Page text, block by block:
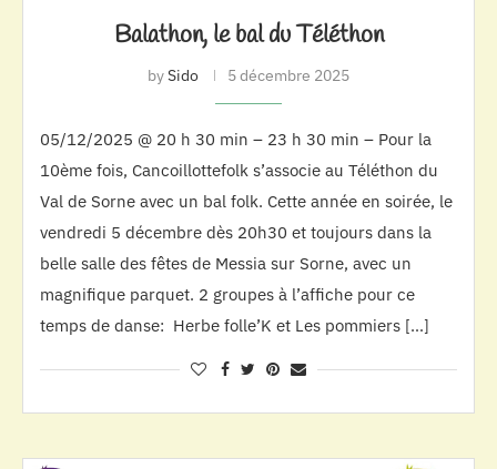
Balathon, le bal du Téléthon
bySido 5 décembre 2025
05/12/2025 @ 20 h 30 min – 23 h 30 min – Pour la
10ème fois, Cancoillottefolk s’associe au Téléthon du
Val de Sorne avec un bal folk. Cette année en soirée, le
vendredi 5 décembre dès 20h30 et toujours dans la
belle salle des fêtes de Messia sur Sorne, avec un
magnifique parquet. 2 groupes à l’affiche pour ce
temps de danse: Herbe folle’K et Les pommiers […]